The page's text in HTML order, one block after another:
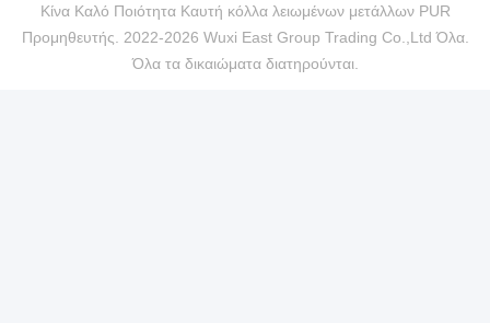
Κίνα Καλό Ποιότητα Καυτή κόλλα λειωμένων μετάλλων PUR
Προμηθευτής. 2022-2026 Wuxi East Group Trading Co.,Ltd Όλα.
Όλα τα δικαιώματα διατηρούνται.